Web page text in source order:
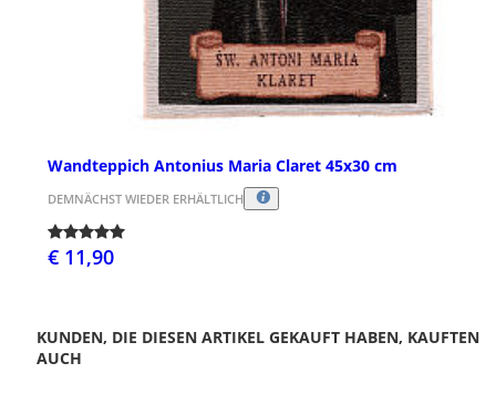
Wandteppich Antonius Maria Claret 45x30 cm
DEMNÄCHST WIEDER ERHÄLTLICH
€ 11,90
KUNDEN, DIE DIESEN ARTIKEL GEKAUFT HABEN, KAUFTEN
AUCH